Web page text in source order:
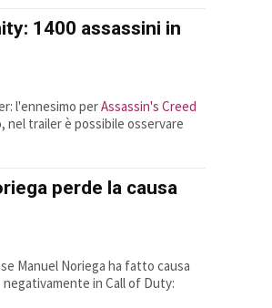
1400 assassini in
l'ennesimo perAssassin's Creed
nel trailer è possibile osservare
perde la causa
Manuel Noriega ha fatto causa
in Call of Duty: